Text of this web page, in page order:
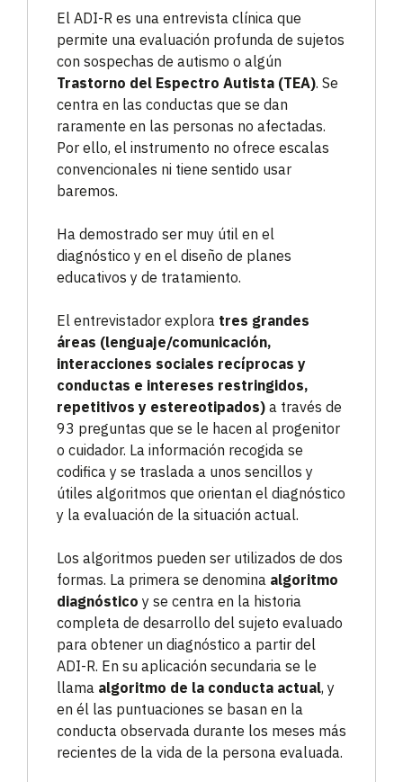
El ADI-R es una entrevista clínica que
permite una evaluación profunda de sujetos
con sospechas de autismo o algún
Trastorno del Espectro Autista (TEA). Se
centra en las conductas que se dan
raramente en las personas no afectadas.
Por ello, el instrumento no ofrece escalas
convencionales ni tiene sentido usar
baremos.
Ha demostrado ser muy útil en el
diagnóstico y en el diseño de planes
educativos y de tratamiento.
El entrevistador explora tres grandes
áreas (lenguaje/comunicación,
interacciones sociales recíprocas y
conductas e intereses restringidos,
repetitivos y estereotipados) a través de
93 preguntas que se le hacen al progenitor
o cuidador. La información recogida se
codifica y se traslada a unos sencillos y
útiles algoritmos que orientan el diagnóstico
y la evaluación de la situación actual.
Los algoritmos pueden ser utilizados de dos
formas. La primera se denomina algoritmo
diagnóstico y se centra en la historia
completa de desarrollo del sujeto evaluado
para obtener un diagnóstico a partir del
ADI-R. En su aplicación secundaria se le
llama algoritmo de la conducta actual, y
en él las puntuaciones se basan en la
conducta observada durante los meses más
recientes de la vida de la persona evaluada.